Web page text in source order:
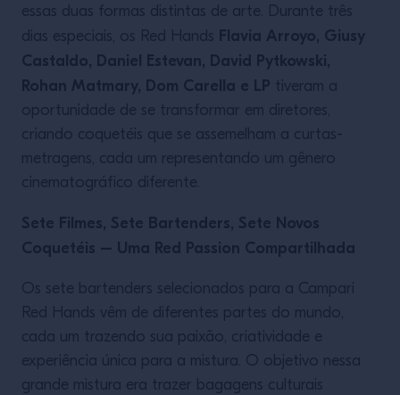
essas duas formas distintas de arte. Durante três
dias especiais, os Red Hands Flavia Arroyo, Giusy
Castaldo, Daniel Estevan, David Pytkowski,
Rohan Matmary, Dom Carella e LP tiveram a
oportunidade de se transformar em diretores,
criando coquetéis que se assemelham a curtas-
metragens, cada um representando um gênero
cinematográfico diferente.
Sete Filmes, Sete Bartenders, Sete Novos
Coquetéis – Uma Red Passion Compartilhada
Os sete bartenders selecionados para a Campari
Red Hands vêm de diferentes partes do mundo,
cada um trazendo sua paixão, criatividade e
experiência única para a mistura. O objetivo nessa
grande mistura era trazer bagagens culturais